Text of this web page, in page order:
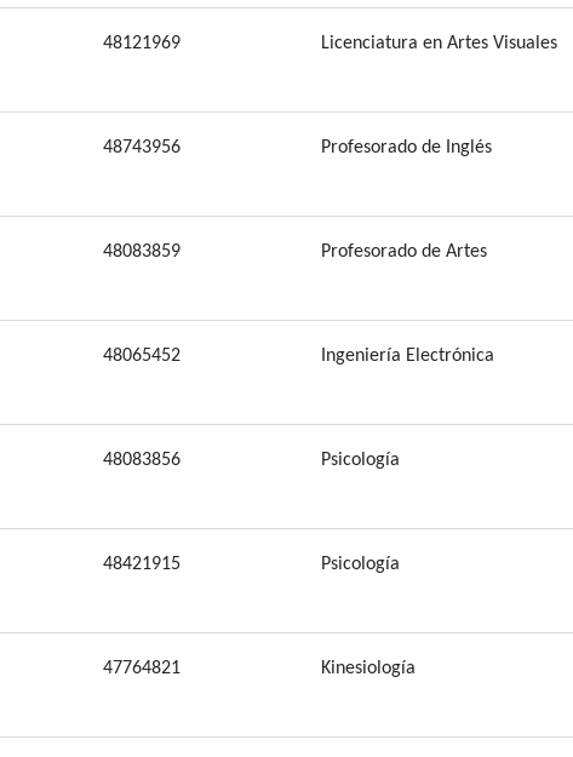
48121969 Licenciatura en Artes Visuales
48743956 Profesorado de Inglés
48083859 Profesorado de Artes
48065452 Ingeniería Electrónica
48083856 Psicología
48421915 Psicología
47764821 Kinesiología